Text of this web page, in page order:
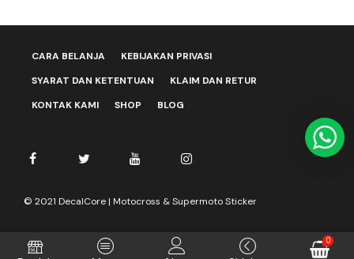
0
CARA BELANJA
KEBIJAKAN PRIVASI
SYARAT DAN KETENTUAN
KLAIM DAN RETUR
KONTAK KAMI
SHOP BLOG
© 2021 DecalCore | Motocross & Supermoto Sticker